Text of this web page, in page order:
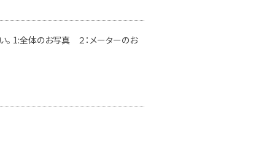
1:全体のお写真 ２：メーターのお